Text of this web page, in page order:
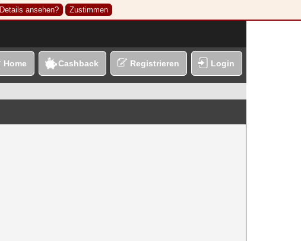
Home Cashback Registrieren Login
Details ansehen? Zustimmen